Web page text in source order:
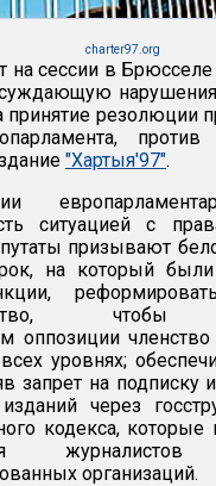
charter97.org
на сессии в
нарушения
принятие резолюции
"Хартыя'97".
ситуацией с
призывают
на который были
чтобы
оппозиции
уровнях;
запрет на подписку
через
кодекса, которые
организаций.